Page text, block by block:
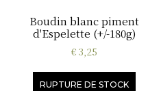
Boudin blanc piment
d'Espelette (+/-180g)
€ 3,25
RUPTURE DE STOCK